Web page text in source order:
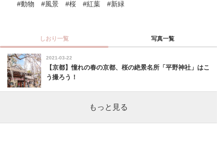
#動物
#風景 #桜 #紅葉 #新緑
しおり一覧 写真一覧
2021-03-22
【京都】憧れの春の京都、桜の絶景名所「平野神社」はこ
う撮ろう！
もっと見る